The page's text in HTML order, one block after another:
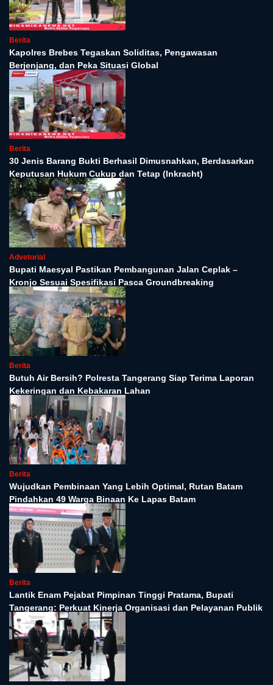
Berita
Kapolres Brebes Tegaskan Soliditas, Pengawasan
Berjenjang, dan Peka Situasi Global
Berita
30 Jenis Barang Bukti Berhasil Dimusnahkan, Berdasarkan
Keputusan Hukum Cukup dan Tetap (Inkracht)
Advetorial
Bupati Maesyal Pastikan Pembangunan Jalan Ceplak –
Kronjo Sesuai Spesifikasi Pasca Groundbreaking
Berita
Butuh Air Bersih? Polresta Tangerang Siap Terima Laporan
Kekeringan dan Kebakaran Lahan
Berita
Wujudkan Pembinaan Yang Lebih Optimal, Rutan Batam
Pindahkan 49 Warga Binaan Ke Lapas Batam
Berita
Lantik Enam Pejabat Pimpinan Tinggi Pratama, Bupati
Tangerang: Perkuat Kinerja Organisasi dan Pelayanan Publik